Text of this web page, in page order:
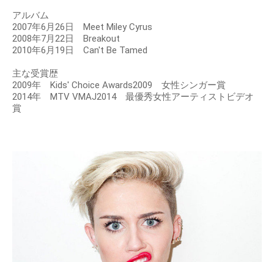
アルバム
2007年6月26日 Meet Miley Cyrus
2008年7月22日 Breakout
2010年6月19日 Can't Be Tamed
主な受賞歴
2009年 Kids' Choice Awards2009 女性シンガー賞
2014年 MTV VMAJ2014 最優秀女性アーティストビデオ
賞